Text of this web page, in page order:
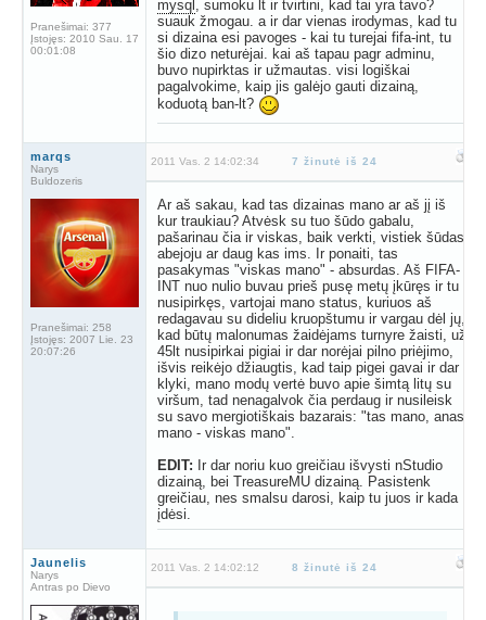
Pranešimai: 377
Įstojęs: 2010 Sau. 17
00:01:08
mysql
, sumoku lt ir tvirtini, kad tai yra tavo?
suauk žmogau. a ir dar vienas irodymas, kad tu
si dizaina esi pavoges - kai tu turejai fifa-int, tu
šio dizo neturėjai. kai aš tapau pagr adminu,
buvo nupirktas ir užmautas. visi logiškai
pagalvokime, kaip jis galėjo gauti dizainą,
koduotą ban-lt?
marqs
Narys
Buldozeris
Pranešimai: 258
Įstojęs: 2007 Lie. 23
20:07:26
2011 Vas. 2 14:02:34 7 žinutė iš 24
Ar aš sakau, kad tas dizainas mano ar aš jį iš
kur traukiau? Atvėsk su tuo šūdo gabalu,
pašarinau čia ir viskas, baik verkti, vistiek šūdas,
abejoju ar daug kas ims. Ir ponaiti, tas
pasakymas "viskas mano" - absurdas. Aš FIFA-
INT nuo nulio buvau prieš pusę metų įkūręs ir tu
nusipirkęs, vartojai mano status, kuriuos aš
redagavau su dideliu kruopštumu ir vargau dėl jų,
kad būtų malonumas žaidėjams turnyre žaisti, už
45lt nusipirkai pigiai ir dar norėjai pilno priėjimo,
išvis reikėjo džiaugtis, kad taip pigei gavai ir dar
klyki, mano modų vertė buvo apie šimtą litų su
viršum, tad nenagalvok čia perdaug ir nusileisk
su savo mergiotiškais bazarais: "tas mano, anas
mano - viskas mano".
EDIT: Ir dar noriu kuo greičiau išvysti nStudio
dizainą, bei TreasureMU dizainą. Pasistenk
greičiau, nes smalsu darosi, kaip tu juos ir kada
įdėsi.
Jaunelis
Narys
Antras po Dievo
2011 Vas. 2 14:02:12 8 žinutė iš 24